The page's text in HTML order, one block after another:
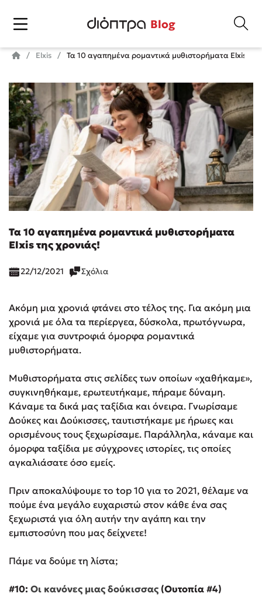
Blog
Elxis Τα 10 αγαπημένα ρομαντικά μυθιστορήματα Elxis της
Τα 10 αγαπημένα ρομαντικά μυθιστορήματα
Elxis της χρονιάς!
22/12/2021 Σχόλια
Ακόμη μια χρονιά φτάνει στο τέλος της. Για ακόμη μια
χρονιά με όλα τα περίεργεα, δύσκολα, πρωτόγνωρα,
είχαμε για συντροφιά όμορφα ρομαντικά
μυθιστορήματα.
Μυθιστορήματα στις σελίδες των οποίων «χαθήκαμε»,
συγκινηθήκαμε, ερωτευτήκαμε, πήραμε δύναμη.
Κάναμε τα δικά μας ταξίδια και όνειρα. Γνωρίσαμε
Δούκες και Δούκισσες, ταυτιστήκαμε με ήρωες και
ορισμένους τους ξεχωρίσαμε. Παράλληλα, κάναμε και
όμορφα ταξίδια με σύγχρονες ιστορίες, τις οποίες
αγκαλιάσατε όσο εμείς.
Πριν αποκαλύψουμε το top 10 για το 2021, θέλαμε να
πούμε ένα μεγάλο ευχαριστώ στον κάθε ένα σας
ξεχωριστά για όλη αυτήν την αγάπη και την
εμπιστοσύνη που μας δείχνετε!
Πάμε να δούμε τη λίστα;
#10: Οι κανόνες μιας δούκισσας (Ουτοπία #4)